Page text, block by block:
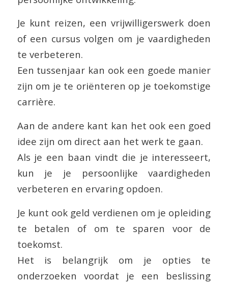
Je kunt reizen, een vrijwilligerswerk doen
of een cursus volgen om je vaardigheden
te verbeteren.
Een tussenjaar kan ook een goede manier
zijn om je te oriënteren op je toekomstige
carrière.
Aan de andere kant kan het ook een goed
idee zijn om direct aan het werk te gaan.
Als je een baan vindt die je interesseert,
kun je je persoonlijke vaardigheden
verbeteren en ervaring opdoen.
Je kunt ook geld verdienen om je opleiding
te betalen of om te sparen voor de
toekomst.
Het is belangrijk om je opties te
onderzoeken voordat je een beslissing